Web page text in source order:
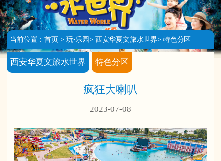
当前位置： 首页 > 玩•乐园 > 西安华夏文旅水世界> 特色分区
西安华夏文旅水世界 特色分区
疯狂大喇叭
2023-07-08